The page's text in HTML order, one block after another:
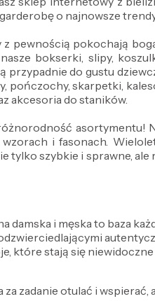
o najnowsze
z pewnością pokochają
bokserki, slipy,
przypadnie do gustu
pończochy, skarpetki,
akcesoria do staników.
asortymentu!
i fasonach.
tylko szybkie i sprawne,
damska i męska to baza
które stają się
za zadanie otulać i wspierać,